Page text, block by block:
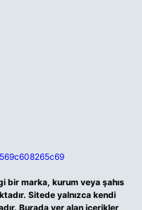
bir marka, kurum veya şahıs
Sitede yalnızca kendi
Burada yer alan içerikler